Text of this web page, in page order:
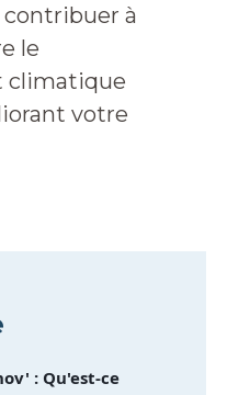
à
le
climatique
votre
: Qu'est-ce